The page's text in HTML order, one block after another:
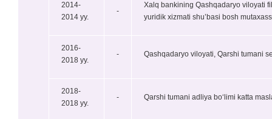
2014-
2014 yy.
-
Xalq bankining Qashqadaryo viloyati
yuridik xizmati shu’basi bosh
2016-
2018 yy.
- Qashqadaryo viloyati, Qarshi tumani
2018-
2018 yy.
- Qarshi tumani adliya bo‘limi katta